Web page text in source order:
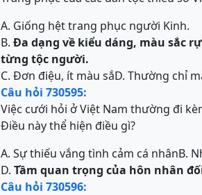
A. Giống hệt trang phục người Kinh.
B. Đa dạng về kiểu dáng, màu sắc
từng tộc người.
C. Đơn điệu, ít màu sắD. Thường chỉ
Câu hỏi 730595:
Việc cưới hỏi ở Việt Nam thường đi
Điều này thể hiện điều gì?
A. Sự thiếu vắng tình cảm cá nhânB.
D. Tầm quan trọng của hôn nhân
Câu hỏi 730596: